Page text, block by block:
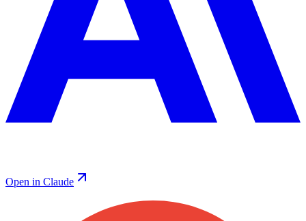
Open in Claude